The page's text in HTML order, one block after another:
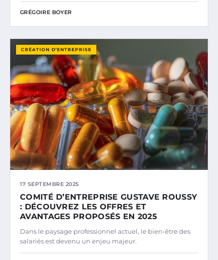
GRÉGOIRE BOYER
CRÉATION D’ENTREPRISE
17 SEPTEMBRE 2025
COMITÉ D’ENTREPRISE GUSTAVE ROUSSY
: DÉCOUVREZ LES OFFRES ET
AVANTAGES PROPOSÉS EN 2025
Dans le paysage professionnel actuel, le bien-être des
salariés est devenu un enjeu majeur.